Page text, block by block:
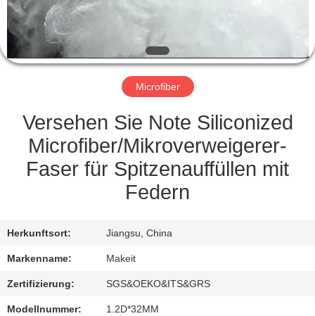
TRETEN
SIE
MIT
VERBINDUNG
NACHRICHTEN
FÄLLE
FORDERN
Microfiber
Versehen Sie Note Siliconized
Microfiber/Mikroverweigerer-
Faser für Spitzenauffüllen mit
Federn
Herkunftsort: Jiangsu, China
Markenname: Makeit
Zertifizierung: SGS&OEKO&ITS&GRS
Modellnummer: 1.2D*32MM